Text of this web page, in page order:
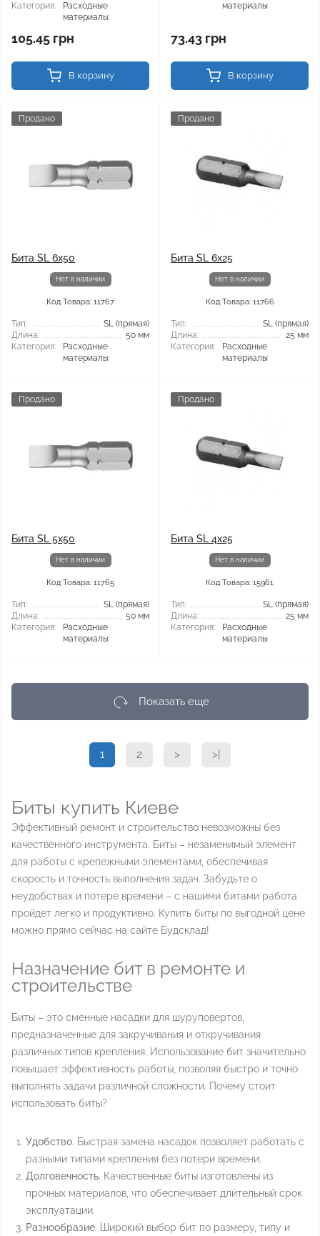
Категория:
Расходные
материалы
105.45 грн
В корзину
материалы
73.43 грн
В корзину
Продано
Бита SL 6x50
Нет в наличии
Код Товара: 11767
Тип:
SL (прямая)
Длина:
50 мм
Категория:
Расходные
материалы
Продано
Бита SL 6x25
Нет в наличии
Код Товара: 11766
Тип:
SL (прямая)
Длина:
25 мм
Категория:
Расходные
материалы
Продано
Бита SL 5x50
Нет в наличии
Код Товара: 11765
Тип:
SL (прямая)
Длина:
50 мм
Категория:
Расходные
материалы
Продано
Бита SL 4x25
Нет в наличии
Код Товара: 15961
Тип:
SL (прямая)
Длина:
25 мм
Категория:
Расходные
материалы
Показать еще
1 2 > >|
Биты купить Киеве
Эффективный ремонт и строительство невозможны без
качественного инструмента. Биты – незаменимый элемент
для работы с крепежными элементами, обеспечивая
скорость и точность выполнения задач. Забудьте о
неудобствах и потере времени – с нашими битами работа
пройдет легко и продуктивно. Купить биты по выгодной цене
можно прямо сейчас на сайте Будсклад!
Назначение бит в ремонте и
строительстве
Биты – это сменные насадки для шуруповертов,
предназначенные для закручивания и откручивания
различных типов крепления. Использование бит значительно
повышает эффективность работы, позволяя быстро и точно
выполнять задачи различной сложности. Почему стоит
использовать биты?
Удобство. Быстрая замена насадок позволяет работать с
разными типами крепления без потери времени.
Долговечность. Качественные биты изготовлены из
прочных материалов, что обеспечивает длительный срок
эксплуатации.
Разнообразие. Широкий выбор бит по размеру, типу и